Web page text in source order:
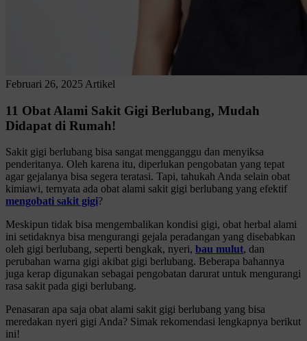
Februari 26, 2025 Artikel
11 Obat Alami Sakit Gigi Berlubang, Mudah
Didapat di Rumah!
Sakit gigi berlubang bisa sangat mengganggu dan menyiksa
penderitanya. Oleh karena itu, diperlukan pengobatan yang tepat
agar gejalanya bisa segera teratasi. Tapi, tahukah Anda selain obat
kimiawi, ternyata ada obat alami sakit gigi berlubang yang efektif
mengobati sakit gigi?
Meskipun tidak bisa mengembalikan kondisi gigi, obat herbal alami
ini setidaknya bisa mengurangi gejala peradangan yang disebabkan
oleh gigi berlubang, seperti bengkak, nyeri, bau mulut, dan
perubahan warna gigi akibat gigi berlubang. Beberapa bahannya
juga kerap digunakan sebagai pengobatan darurat untuk mengurangi
rasa sakit pada gigi berlubang.
Penasaran apa saja obat alami sakit gigi berlubang yang bisa
meredakan nyeri gigi Anda? Simak rekomendasi lengkapnya berikut
ini!